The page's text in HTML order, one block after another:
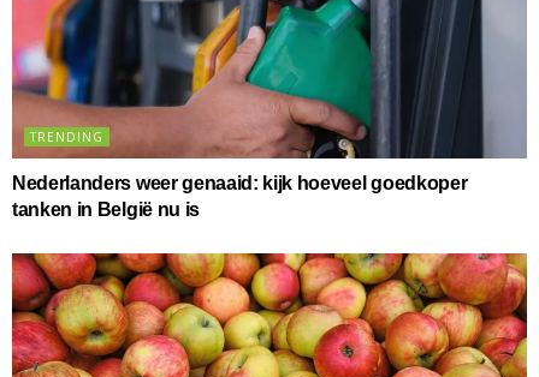
TRENDING
Nederlanders weer genaaid: kijk hoeveel goedkoper
tanken in België nu is